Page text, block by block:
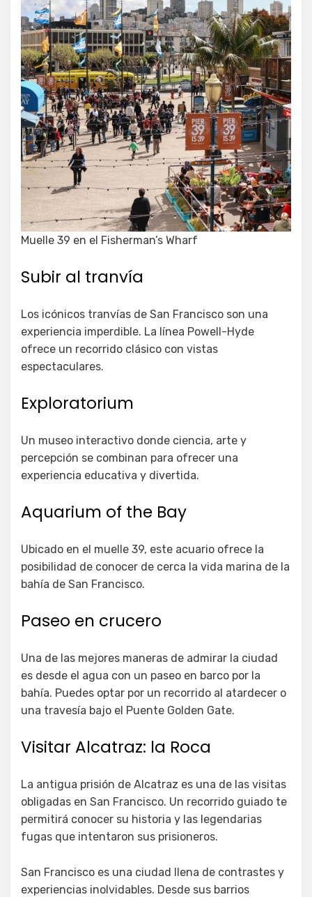
Muelle 39 en el Fisherman’s Wharf
Subir al tranvía
Los icónicos tranvías de San Francisco son una
experiencia imperdible. La línea Powell-Hyde
ofrece un recorrido clásico con vistas
espectaculares.
Exploratorium
Un museo interactivo donde ciencia, arte y
percepción se combinan para ofrecer una
experiencia educativa y divertida.
Aquarium of the Bay
Ubicado en el muelle 39, este acuario ofrece la
posibilidad de conocer de cerca la vida marina de la
bahía de San Francisco.
Paseo en crucero
Una de las mejores maneras de admirar la ciudad
es desde el agua con un paseo en barco por la
bahía. Puedes optar por un recorrido al atardecer o
una travesía bajo el Puente Golden Gate.
Visitar Alcatraz: la Roca
La antigua prisión de Alcatraz es una de las visitas
obligadas en San Francisco. Un recorrido guiado te
permitirá conocer su historia y las legendarias
fugas que intentaron sus prisioneros.
San Francisco es una ciudad llena de contrastes y
experiencias inolvidables. Desde sus barrios